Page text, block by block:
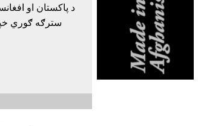
د پاکستان او
سترګه ګوري